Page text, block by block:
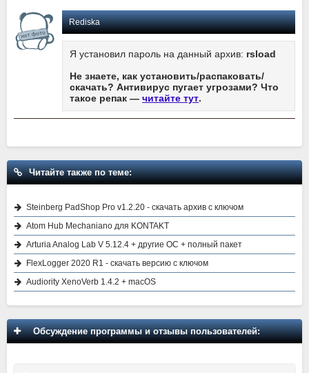
Rediska
Я установил пароль на данный архив: rsload
Не знаете, как установить/распаковать/
скачать? Антивирус пугает угрозами? Что
такое репак — читайте тут.
Читайте также по теме:
Steinberg PadShop Pro v1.2.20 - скачать архив с ключом
Atom Hub Mechaniano для KONTAKT
Arturia Analog Lab V 5.12.4 + другие ОС + полный пакет
FlexLogger 2020 R1 - скачать версию с ключом
Audiority XenoVerb 1.4.2 + macOS
Обсуждение программы и отзывы пользователей: